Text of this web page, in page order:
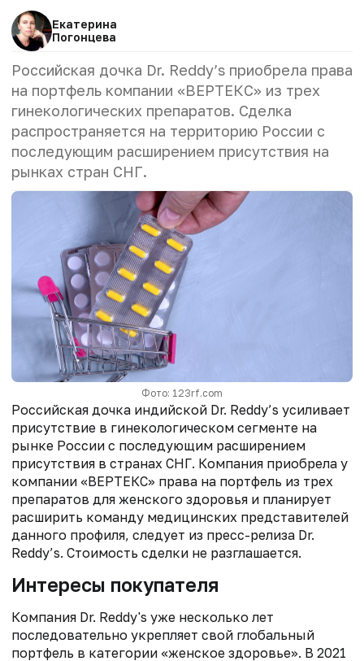
Екатерина
Погонцева
Российская дочка Dr. Reddy’s приобрела права
на портфель компании «ВЕРТЕКС» из трех
гинекологических препаратов. Сделка
распространяется на территорию России с
последующим расширением присутствия на
рынках стран СНГ.
Фото: 123rf.com
Российская дочка индийской Dr. Reddy’s усиливает
присутствие в гинекологическом сегменте на
рынке России с последующим расширением
присутствия в странах СНГ. Компания приобрела у
компании «ВЕРТЕКС» права на портфель из трех
препаратов для женского здоровья и планирует
расширить команду медицинских представителей
данного профиля, следует из пресс-релиза Dr.
Reddy’s. Стоимость сделки не разглашается.
Интересы покупателя
Компания Dr. Reddy's уже несколько лет
последовательно укрепляет свой глобальный
портфель в категории «женское здоровье». В 2021